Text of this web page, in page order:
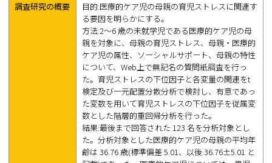
調査研究の概要
目的:医療的ケア児の母親の育児ストレスに関連す
る要因を明らかにする。
方法:2〜6 歳の未就学児である医療的ケア児の母
親を対象に、母親の育児ストレス、母親・医療的
ケア児の属性、ソーシャルサポート、母親の特性
について、Web上で無記名の質問紙調査を行っ
た。育児ストレスの下位因子と各変量の関連をt
検定及び一元配置分散分析で検討し、有意であっ
た変数を用いて育児ストレスの下位因子を従属変
数とした階層的重回帰分析を行った。
結果:最後まで回答された 123 名を分析対象とし
た。分析対象とした医療的ケア児の母親の平均年
齢は 36.76 歳(標準偏差 5.01、以後 36.76±5.01 と